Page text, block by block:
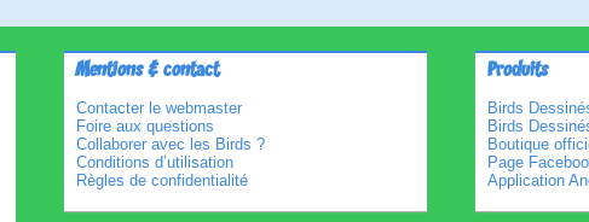
Mentions & contact
Contacter le webmaster
Foire aux questions
Collaborer avec les Birds ?
Conditions d’utilisation
Règles de confidentialité
Produits
Birds
Birds
Boutique
Page
Application